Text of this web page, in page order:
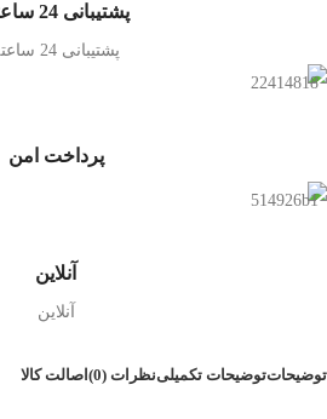
پشتیبانی 24 ساعته
پشتیبانی 24 ساعته
پرداخت امن
آنلاین
آنلاین
توضیحاتتوضیحات تکمیلینظرات (0) اصالت کالا